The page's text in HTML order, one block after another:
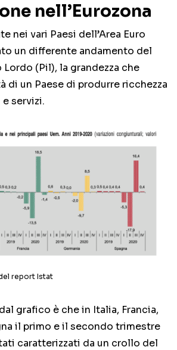
nell’Eurozona
nei vari Paesi dell’Area Euro
un differente andamento del
(Pil), la grandezza che
di un Paese di produrre ricchezza
servizi.
report Istat
grafico è che in Italia, Francia,
il primo e il secondo trimestre
caratterizzati da un crollo del